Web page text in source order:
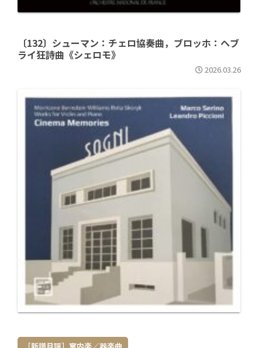
〔132〕シューマン：チェロ協奏曲，ブロッホ：ヘブ
ライ狂詩曲《シェロモ》
2026.03.26